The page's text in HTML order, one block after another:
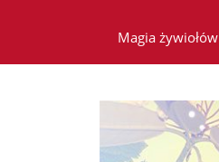
Magia żywiołów